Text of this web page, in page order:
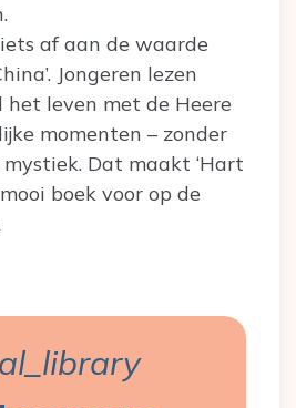
af aan de waarde
Jongeren lezen
het leven met de Heere
momenten – zonder
Dat maakt ‘Hart
boek voor op de